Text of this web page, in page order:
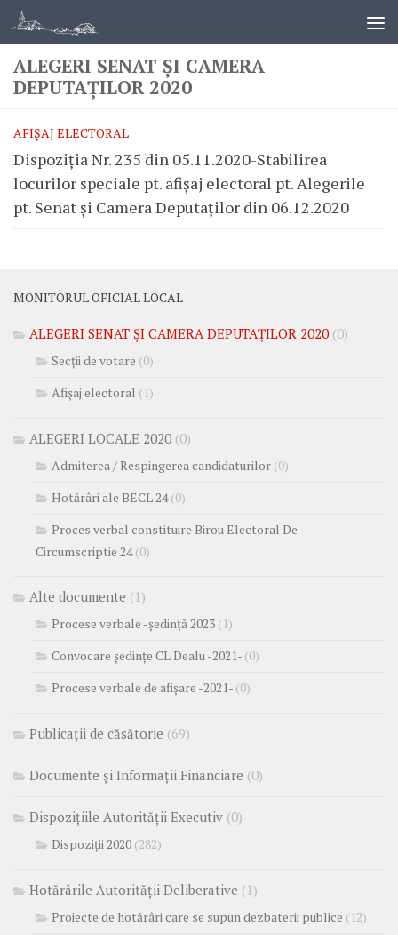
ALEGERI SENAT ȘI CAMERA
DEPUTAȚILOR 2020
AFIȘAJ ELECTORAL
Dispoziția Nr. 235 din 05.11.2020-Stabilirea
locurilor speciale pt. afișaj electoral pt. Alegerile
pt. Senat și Camera Deputaților din 06.12.2020
MONITORUL OFICIAL LOCAL
ALEGERI SENAT ȘI CAMERA DEPUTAȚILOR 2020(0)
Secții de votare (0)
Afișaj electoral (1)
ALEGERI LOCALE 2020 (0)
Admiterea / Respingerea candidaturilor (0)
Hotărâri ale BECL 24(0)
Proces verbal constituire Birou Electoral De
Circumscriptie 24(0)
Alte documente (1)
Procese verbale -ședință 2023 (1)
Convocare ședințe CL Dealu -2021- (0)
Procese verbale de afișare -2021- (0)
Publicații de căsătorie (69)
Documente și Informații Financiare (0)
Dispozițiile Autorității Executiv (0)
Dispoziții 2020 (282)
Hotărârile Autorității Deliberative (1)
Proiecte de hotărâri care se supun dezbaterii publice (12)